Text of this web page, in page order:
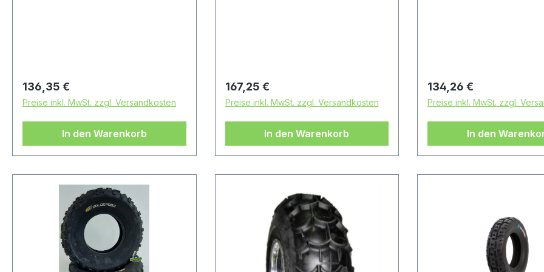
Regulärer Preis:
136,35 €
Preise inkl. MwSt. zzgl. Versandkosten
In den Warenkorb
Regulärer Preis:
167,25 €
Preise inkl. MwSt. zzgl. Versandkosten
In den Warenkorb
Regulärer Preis:
134,26 €
Preise inkl. MwSt. zzgl.
In den